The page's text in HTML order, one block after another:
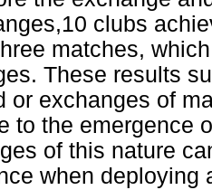
clubs
matches,
These results
or exchanges of
to the emergence
of this nature
when deploying